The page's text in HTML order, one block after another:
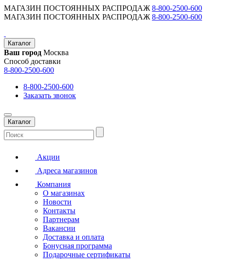
МАГАЗИН ПОСТОЯННЫХ РАСПРОДАЖ 8-800-2500-600
МАГАЗИН ПОСТОЯННЫХ РАСПРОДАЖ 8-800-2500-600
Каталог
Ваш город Москва
Способ доставки
8-800-2500-600
8-800-2500-600
Заказать звонок
Каталог
Акции
Адреса магазинов
Компания
О магазинах
Новости
Контакты
Партнерам
Вакансии
Доставка и оплата
Бонусная программа
Подарочные сертификаты